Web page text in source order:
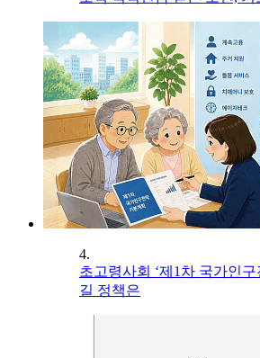
4.
초고령사회 ‘제1차 국가인
길 정책은